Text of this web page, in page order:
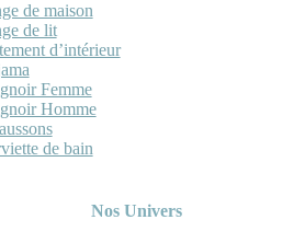
de maison
de lit
d’intérieur
Femme
Homme
de bain
Nos Univers